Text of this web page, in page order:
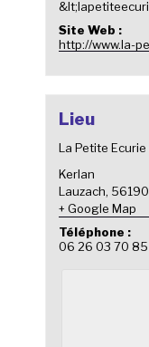
Site Web :
http://www.la-
Lieu
La Petite
Kerlan
Lauzach, 56190
+ Google Map
Téléphone :
06 26 03 70 85